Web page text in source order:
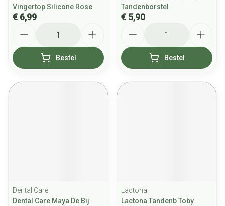
Vingertop Silicone Rose
€ 6,99
Bestel
Tandenborstel
€ 5,90
Bestel
Dental Care
Dental Care Maya De Bij
Lactona
Lactona Tandenb Toby